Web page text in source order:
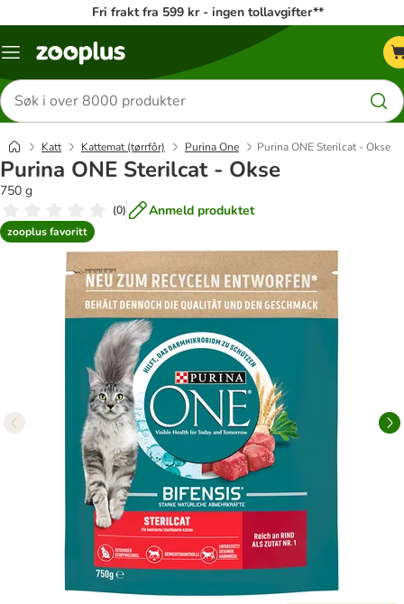
Fri frakt fra 599 kr - ingen tollavgifter**
Katalogmeny
Søk
etter
produkter
Katt Kattemat (tørrfôr) Purina One Purina ONE Sterilcat - Okse
Purina ONE Sterilcat - Okse
750 g
(0) Anmeld produktet
zooplus favoritt